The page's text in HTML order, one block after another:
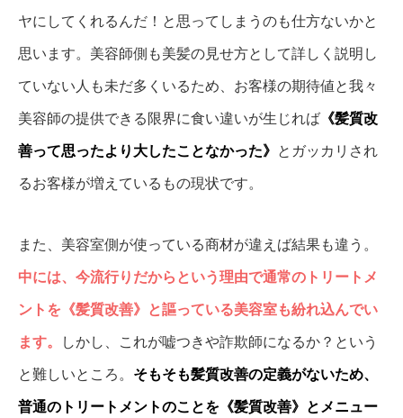
ヤにしてくれるんだ！と思ってしまうのも仕方ないかと
思います。美容師側も美髪の見せ方として詳しく説明し
ていない人も未だ多くいるため、お客様の期待値と我々
美容師の提供できる限界に食い違いが生じれば 《髪質改
善って思ったより大したことなかった》 とガッカリされ
るお客様が増えているもの現状です。
また、美容室側が使っている商材が違えば結果も違う。
中には、今流行りだからという理由で通常のトリートメ
ントを《髪質改善》と謳っている美容室も紛れ込んでい
ます。 しかし、これが嘘つきや詐欺師になるか？という
と難しいところ。 そもそも髪質改善の定義がないため、
普通のトリートメントのことを《髪質改善》とメニュー